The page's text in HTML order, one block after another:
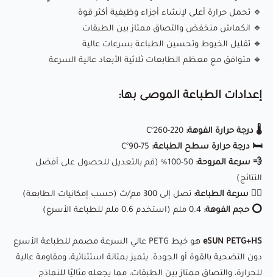
🔄 بكرة خالية من التشابك:
📏 دقة عالية: 1.75 مم ± 0.02 مم للحصول على طباعة دقيقة وخالية
من الفقاعات
بما في ذلك Bambu Lab X1C/P1P، Creality K1، Anycubic Kobra 2،
مثالي للمهندسين والمصنعين ومحترفي الطباعة ثلاثية الأبعاد،
يوفر eSUN PETG+HS
محسّنة، مما يجعله خيارًا مثاليًا للطباعة الصناعية والوظيفية ثلاثية
الأبعاد.
📊 جدول مقارنة بين خيوط FDM
📄 البيانات التقنية
🔹 تحمل حرارة أعلى لإنشاء أجزاء وظيفية أكثر قوة
🔹 انكماش منخفض والتصاق ممتاز بين الطبقات
🔹 تقليل الخيوط وتحسين الطباعة بسرعات عالية
🔹 متوافق مع معظم الطابعات ثلاثية الأبعاد عالية السرعة
إعدادات الطباعة الموصى بها:
🌡️ درجة حرارة الفوهة: 220-260°C
🛏️ درجة حرارة سطح الطباعة: 75-90°C
💨 سرعة المروحة:
50-100% (قم بالتعديل للحصول على أفضل
النتائج)
🏃‍♂️ سرعة الطباعة: تصل إلى 300 مم/ث (حسب إمكانيات الطابعة)
⭕ حجم الفوهة: 0.4 ملم (استخدم 0.6 ملم للطباعة الأسرع)
eSUN PETG+HS
هو خيط PETG عالي السرعة مصمم للطباعة الأسرع
دون التضحية بالقوة أو الجودة. يتميز بمتانة استثنائية، ومقاومة عالية
للحرارة، والتصاق ممتاز بين الطبقات، مما يجعله مثاليًا للنماذج